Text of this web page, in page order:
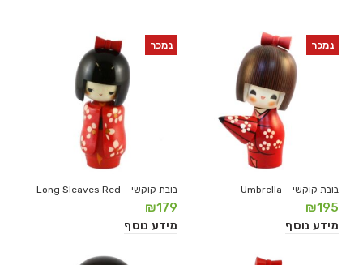
נמכר
בובת קוקשי – Umbrella
₪195
מידע נוסף
נמכר
בובת קוקשי – Long Sleaves Red
₪179
מידע נוסף